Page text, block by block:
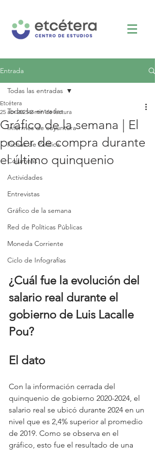
Entrada
Todas las entradas
Informes de coyuntura
Fichas de Política
Columnas
Actividades
Entrevistas
Gráfico de la semana
Red de Políticas Públicas
Moneda Corriente
Ciclo de Infografías
Todas las entradas
Gráfico de la semana | El
poder de compra durante
el último quinquenio
Etcétera
25 abr 2025 2 min de lectura
¿Cuál fue la evolución del
salario real durante el
gobierno de Luis Lacalle
Pou?
El dato
Con la información cerrada del
quinquenio de gobierno 2020-2024, el
salario real se ubicó durante 2024 en un
nivel que es 2,4% superior al promedio
de 2019. Como se observa en el
gráfico, esto fue el resultado de una